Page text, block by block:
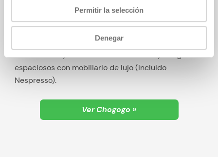
Permitir la selección
Denegar
más reservado desde hace años. Magníficamente
situado cerca del popular Jan Thiel con chiringuitos,
restaurantes y tiendas. Pisos modernos y bungalows
espaciosos con mobiliario de lujo (incluido
Nespresso).
Ver Chogogo »